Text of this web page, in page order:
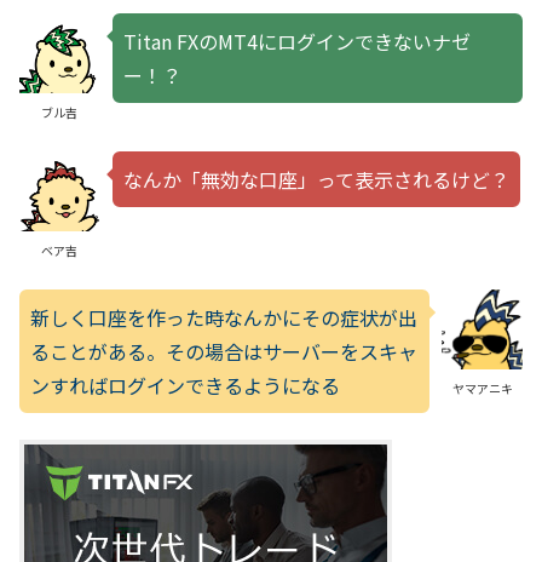
ブル吉
Titan FXのMT4にログインできないナゼ
ー！？
ベア吉
なんか「無効な口座」って表示されるけど？
ヤマアニキ
新しく口座を作った時なんかにその症状が出
ることがある。その場合はサーバーをスキャ
ンすればログインできるようになる